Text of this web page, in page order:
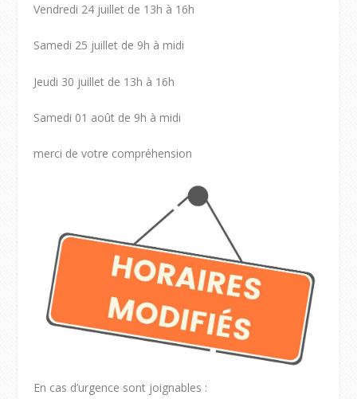
Vendredi 24 juillet de 13h à 16h
Samedi 25 juillet de 9h à midi
Jeudi 30 juillet de 13h à 16h
Samedi 01 août de 9h à midi
merci de votre compréhension
En cas d’urgence sont joignables :